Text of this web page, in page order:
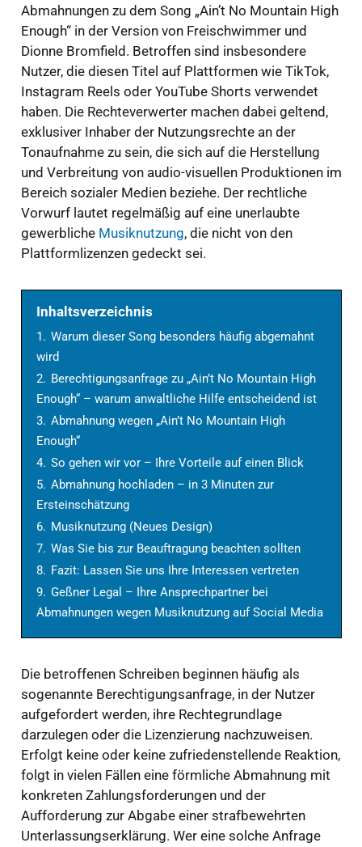
Abmahnungen zu dem Song „Ain’t No Mountain High
Enough“ in der Version von Freischwimmer und
Dionne Bromfield. Betroffen sind insbesondere
Nutzer, die diesen Titel auf Plattformen wie TikTok,
Instagram Reels oder YouTube Shorts verwendet
haben. Die Rechteverwerter machen dabei geltend,
exklusiver Inhaber der Nutzungsrechte an der
Tonaufnahme zu sein, die sich auf die Herstellung
und Verbreitung von audio-visuellen Produktionen im
Bereich sozialer Medien beziehe. Der rechtliche
Vorwurf lautet regelmäßig auf eine unerlaubte
gewerbliche Musiknutzung, die nicht von den
Plattformlizenzen gedeckt sei.
Inhaltsverzeichnis
1. Warum dieser Song besonders häufig abgemahnt
wird
2. Berechtigungsanfrage zu „Ain’t No Mountain High
Enough“ – warum anwaltliche Hilfe entscheidend ist
3. Abmahnung wegen „Ain’t No Mountain High
Enough“
4. So gehen wir vor – Ihre Vorteile auf einen Blick
5. Abmahnung hochladen – in 3 Minuten zur
Ersteinschätzung
6. Musiknutzung (Neues Design)
7. Was Sie bis zur Beauftragung beachten sollten
8. Fazit: Lassen Sie uns Ihre Interessen vertreten
9. Geßner Legal – Ihre Ansprechpartner bei
Abmahnungen wegen Musiknutzung auf Social Media
Die betroffenen Schreiben beginnen häufig als
sogenannte Berechtigungsanfrage, in der Nutzer
aufgefordert werden, ihre Rechtegrundlage
darzulegen oder die Lizenzierung nachzuweisen.
Erfolgt keine oder keine zufriedenstellende Reaktion,
folgt in vielen Fällen eine förmliche Abmahnung mit
konkreten Zahlungsforderungen und der
Aufforderung zur Abgabe einer strafbewehrten
Unterlassungserklärung. Wer eine solche Anfrage